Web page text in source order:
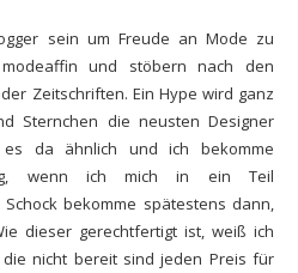
sein um Freude an Mode zu
und stöbern nach den
Zeitschriften. Ein Hype wird ganz
Sternchen die neusten Designer
da ähnlich und ich bekomme
wenn ich mich in ein Teil
bekomme spätestens dann,
dieser gerechtfertigt ist, weiß ich
nicht bereit sind jeden Preis für